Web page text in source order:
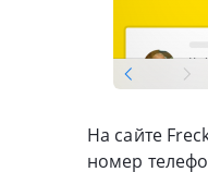
На сайте
номер